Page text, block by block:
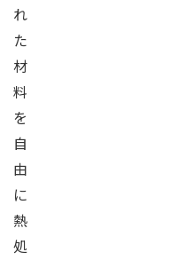
れ
た
材
料
を
自
由
に
熱
処